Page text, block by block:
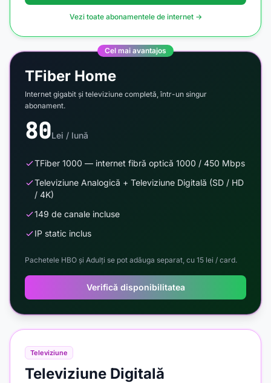
Vezi toate abonamentele de internet →
Televiziune
Televiziune Digitală
Cel mai avantajos
TFiber Home
Internet gigabit și televiziune completă, într-un singur
abonament.
80Lei / lună
TFiber 1000 — internet fibră optică 1000 / 450 Mbps
Televiziune Analogică + Televiziune Digitală (SD / HD
/ 4K)
149 de canale incluse
IP static inclus
Pachetele HBO și Adulți se pot adăuga separat, cu 15 lei / card.
Verifică disponibilitatea